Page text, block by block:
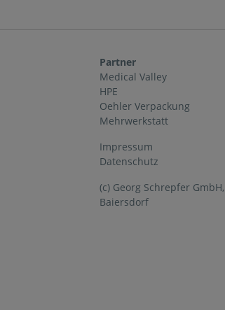
Partner
Medical Valley
HPE
Oehler Verpackung
Mehrwerkstatt
Impressum
Datenschutz
(c) Georg Schrepfer GmbH,
Baiersdorf